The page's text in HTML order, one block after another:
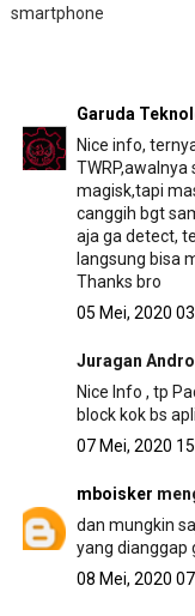
smartphone
Garuda
Nice info,
magisk,tapi
canggih bgt
aja ga detect,
langsung bisa
Thanks bro
05 Mei, 2020
Juragan
Nice Info , tp
block kok bs
07 Mei, 2020
mboisker
dan mungkin
yang dianggap
08 Mei, 2020